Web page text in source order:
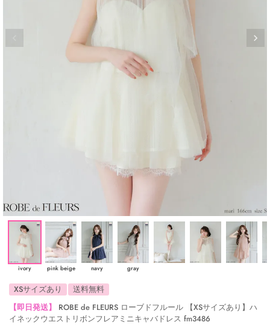
ivory pink beige navy gray
XSサイズあり
送料無料
【即日発送】
ROBE de FLEURS ローブドフルール 【XSサイズあり】ハ
イネックウエストリボンフレアミニキャバドレス fm3486